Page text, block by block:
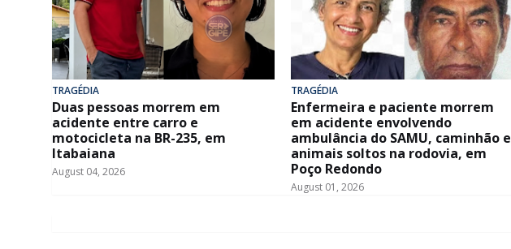
TRAGÉDIA
Duas pessoas morrem em
acidente entre carro e
motocicleta na BR-235, em
Itabaiana
August 04, 2026
TRAGÉDIA
Enfermeira e paciente morrem
em acidente envolvendo
ambulância do SAMU, caminhão e
animais soltos na rodovia, em
Poço Redondo
August 01, 2026